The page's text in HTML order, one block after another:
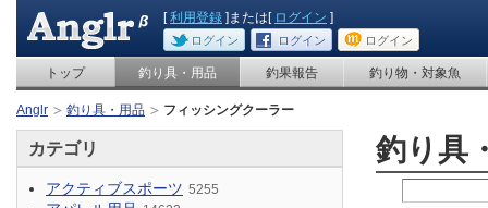
[利用登録 ]または[ ログイン ]
ログイン ログイン ログイン
トップ 釣り具・用品 釣果報告 釣り物・対象魚
Anglr 釣り具・用品 フィッシングクーラー
釣り具
カテゴリ
アクティブスポーツ 5255